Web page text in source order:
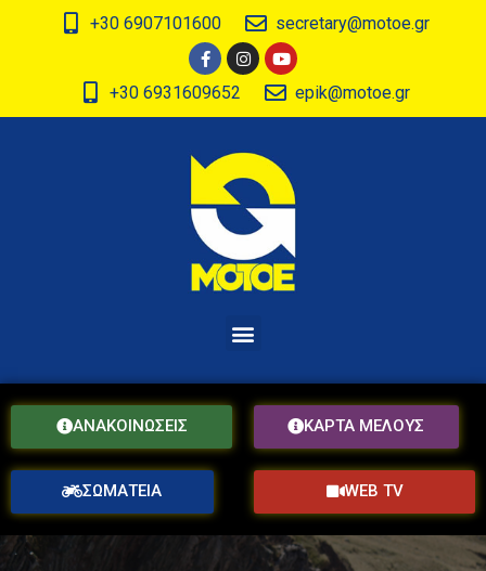
+30 6907101600 secretary@motoe.gr
+30 6931609652 epik@motoe.gr
ΑΝΑΚΟΙΝΩΣΕΙΣ ΚΑΡΤΑ ΜΕΛΟΥΣ
ΣΩΜΑΤΕΙΑ WEB TV